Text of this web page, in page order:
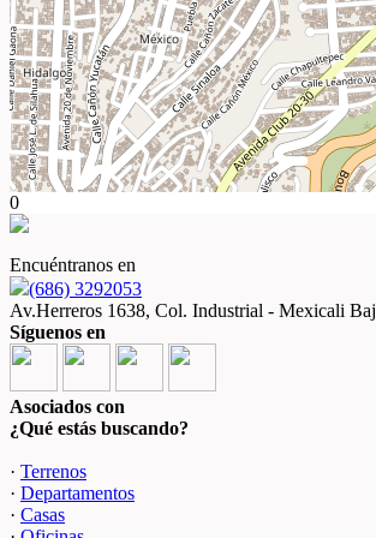
0
Encuéntranos en
(686) 3292053
Av.Herreros 1638, Col. Industrial - Mexicali
Síguenos en
Asociados con
¿Qué estás buscando?
· Terrenos
· Departamentos
· Casas